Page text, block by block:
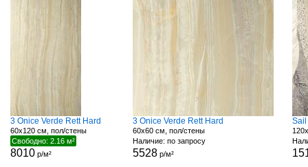
3 Onice Verde Rett Hard
60x120 см, пол/стены
Свободно: 2.16 м²
8010 р/м²
3 Onice Verde Rett Hard
60x60 см, пол/стены
Наличие: по запросу
5528р/м²
Sail